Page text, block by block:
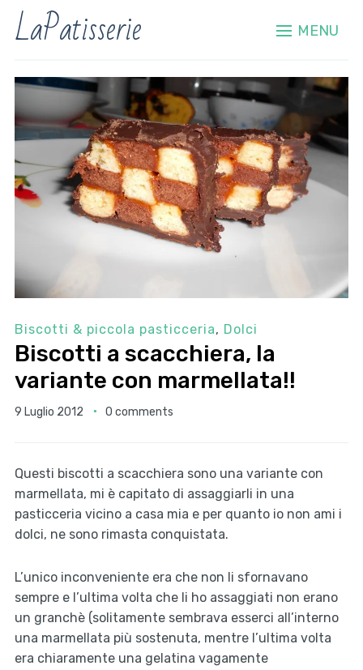
LaPatisserie MENU
Biscotti & piccola pasticceria, Dolci
Biscotti a scacchiera, la
variante con marmellata!!
9 Luglio 2012 0 comments
Questi biscotti a scacchiera sono una variante con
marmellata, mi è capitato di assaggiarli in una
pasticceria vicino a casa mia e per quanto io non ami i
dolci, ne sono rimasta conquistata.
L’unico inconveniente era che non li sfornavano
sempre e l’ultima volta che li ho assaggiati non erano
un granchè (solitamente sembrava esserci all’interno
una marmellata più sostenuta, mentre l’ultima volta
era chiaramente una gelatina vagamente